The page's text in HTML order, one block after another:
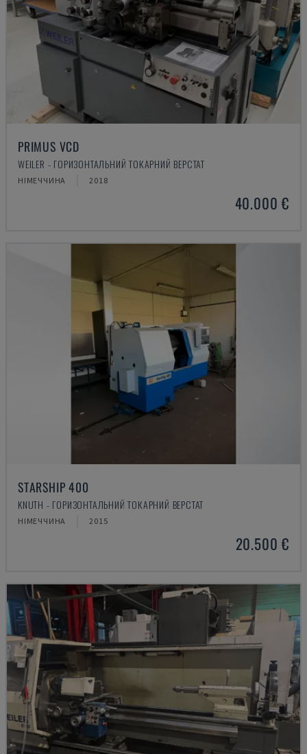
PRIMUS VCD
WEILER - ГОРИЗОНТАЛЬНИЙ ТОКАРНИЙ ВЕРСТАТ
НІМЕЧЧИНА 2018
40.000 €
STARSHIP 400
KNUTH - ГОРИЗОНТАЛЬНИЙ ТОКАРНИЙ ВЕРСТАТ
НІМЕЧЧИНА 2015
20.500 €